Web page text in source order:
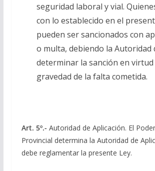
seguridad laboral y vial.
con lo establecido en el
pueden ser sancionados con
o multa, debiendo la Autoridad
determinar la sanción en virtud
gravedad de la falta cometida.
Art. 5º.- Autoridad de Aplicación. El
Provincial determina la Autoridad de
debe reglamentar la presente Ley.